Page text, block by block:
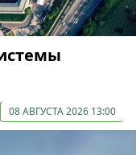
08 АВГУСТА 2026 13:00